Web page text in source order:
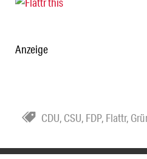
Anzeige
CDU, CSU, FDP, Flattr,